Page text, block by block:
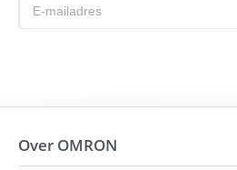
Over OMRON